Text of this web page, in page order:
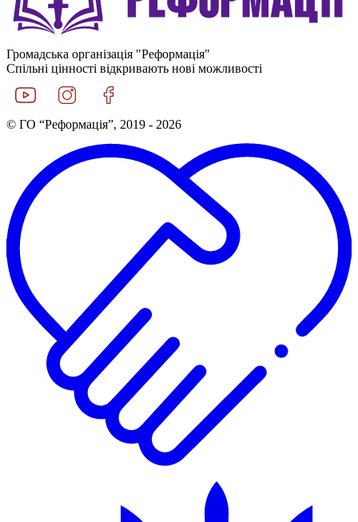
Громадська організація "Реформація"
Спільні цінності відкривають нові можливості
© ГО “Реформація”, 2019 - 2026